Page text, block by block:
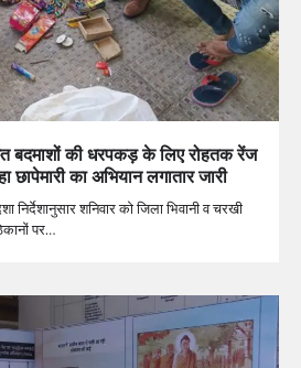
बदमाशों की धरपकड़ के लिए रोहतक रेंज
छापेमारी का अभियान लगातार जारी
शनिवार को जिला भिवानी व चरखी
पर…